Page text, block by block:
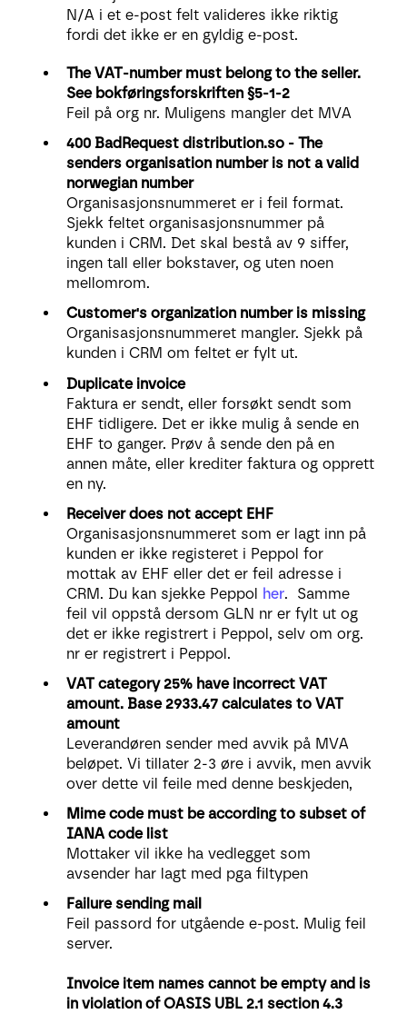
N/A i et e-post felt valideres ikke riktig
fordi det ikke er en gyldig e-post.
The VAT-number must belong to the seller.
See bokføringsforskriften §5-1-2
Feil på org nr. Muligens mangler det MVA
400 BadRequest distribution.so - The
senders organisation number is not a valid
norwegian number
Organisasjonsnummeret er i feil format.
Sjekk feltet organisasjonsnummer på
kunden i CRM. Det skal bestå av 9 siffer,
ingen tall eller bokstaver, og uten noen
mellomrom.
Customer's organization number is missing
Organisasjonsnummeret mangler. Sjekk på
kunden i CRM om feltet er fylt ut.
Duplicate invoice
Faktura er sendt, eller forsøkt sendt som
EHF tidligere. Det er ikke mulig å sende en
EHF to ganger. Prøv å sende den på en
annen måte, eller krediter faktura og opprett
en ny.
Receiver does not accept EHF
Organisasjonsnummeret som er lagt inn på
kunden er ikke registeret i Peppol for
mottak av EHF eller det er feil adresse i
CRM. Du kan sjekke Peppol her. Samme
feil vil oppstå dersom GLN nr er fylt ut og
det er ikke registrert i Peppol, selv om org.
nr er registrert i Peppol.
VAT category 25% have incorrect VAT
amount. Base 2933.47 calculates to VAT
amount
Leverandøren sender med avvik på MVA
beløpet. Vi tillater 2-3 øre i avvik, men avvik
over dette vil feile med denne beskjeden,
Mime code must be according to subset of
IANA code list
Mottaker vil ikke ha vedlegget som
avsender har lagt med pga filtypen
Failure sending mail
Feil passord for utgående e-post. Mulig feil
server.
Invoice item names cannot be empty and is
in violation of OASIS UBL 2.1 section 4.3